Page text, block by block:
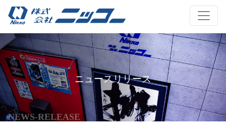
NEWS-RELEASE
ニュースリリース